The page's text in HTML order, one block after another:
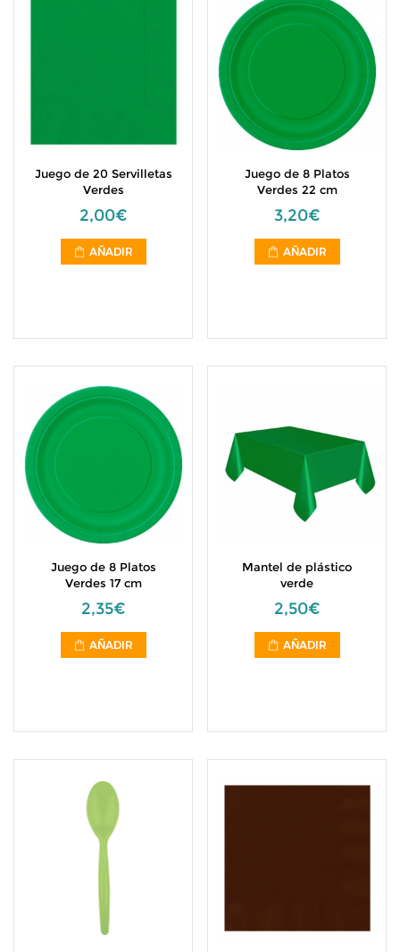
Juego de 20 Servilletas
Verdes
2,00€
AÑADIR
Juego de 8 Platos
Verdes 22 cm
3,20€
AÑADIR
Juego de 8 Platos
Verdes 17 cm
2,35€
AÑADIR
Mantel de plástico
verde
2,50€
AÑADIR